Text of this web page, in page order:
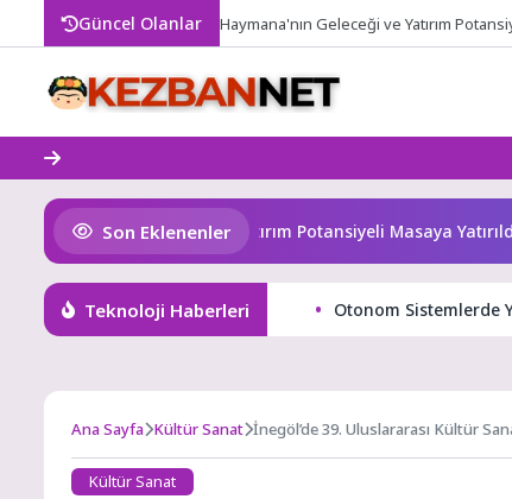
Güncel Olanlar Haymana'nın Geleceği ve Yatırım
Son Eklenenler
Geleceği ve Yatırım Potansiyeli Masaya Yatırıldı
Teknoloji Haberleri Otonom Sistemlerde
Ana Sayfa Kültür Sanat İnegöl’de 39. Uluslararası Kültür
Kültür Sanat